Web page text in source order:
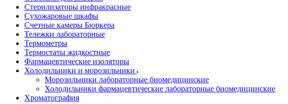
Стерилизаторы инфракрасные
Сухожаровые шкафы
Счетные камеры Бюркера
Тележки лабораторные
Термометры
Термостаты жидкостные
Фармацевтические изоляторы
Холодильники и морозильники
Морозильники лабораторные биомедицинские
Холодильники фармацевтические лабораторные биомедицинские
Хроматография